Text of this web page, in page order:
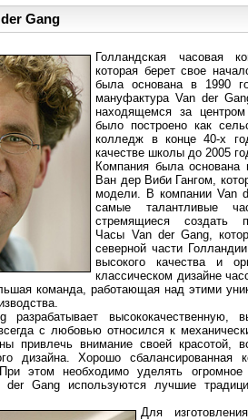
Gang
Голландская часовая
которая берет свое
была основана в 1990
мануфактура Van der
находящемся за
было построено как
колледж в конце 40-х
качестве школы до 2005
Компания была основана
Ван дер Виби Гангом,
модели. В компании Van
самые талантливые
стремящиеся создать
Часы Van der Gang,
северной части
высокого качества и
классическом дизайне
команда, работающая над этими
высококачественную,
с любовью относился к
привлечь внимание своей красотой,
дизайна. Хорошо
этом необходимо уделять
der Gang используются лучшие
Для